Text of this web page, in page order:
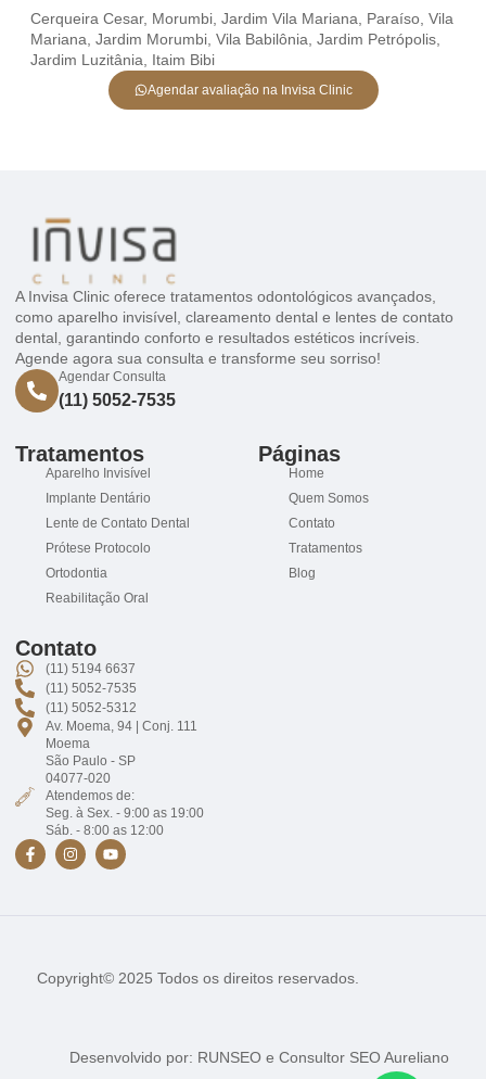
Cerqueira Cesar, Morumbi Jardim Vila Mariana Paraíso Vila
Mariana Jardim Morumbi Vila Babilônia Jardim Petrópolis
Jardim Luzitânia
Itaim Bibi
Agendar avaliação na Invisa Clinic
A Invisa Clinic oferece tratamentos odontológicos avançados,
como aparelho invisível, clareamento dental e lentes de contato
dental, garantindo conforto e resultados estéticos incríveis.
Agende agora sua consulta e transforme seu sorriso!
Agendar Consulta
(11) 5052-7535
Tratamentos
Aparelho Invisível
Implante Dentário
Lente de Contato Dental
Prótese Protocolo
Ortodontia
Reabilitação Oral
Páginas
Home
Quem Somos
Contato
Tratamentos
Blog
Contato
(11) 5194 6637
(11) 5052-7535
(11) 5052-5312
Av. Moema, 94 | Conj. 111
Moema
São Paulo - SP
04077-020
Atendemos de:
Seg. à Sex. - 9:00 as 19:00
Sáb. - 8:00 as 12:00
Copyright© 2025 Todos os direitos reservados.
Desenvolvido por: RUNSEO e Consultor SEO Aureliano